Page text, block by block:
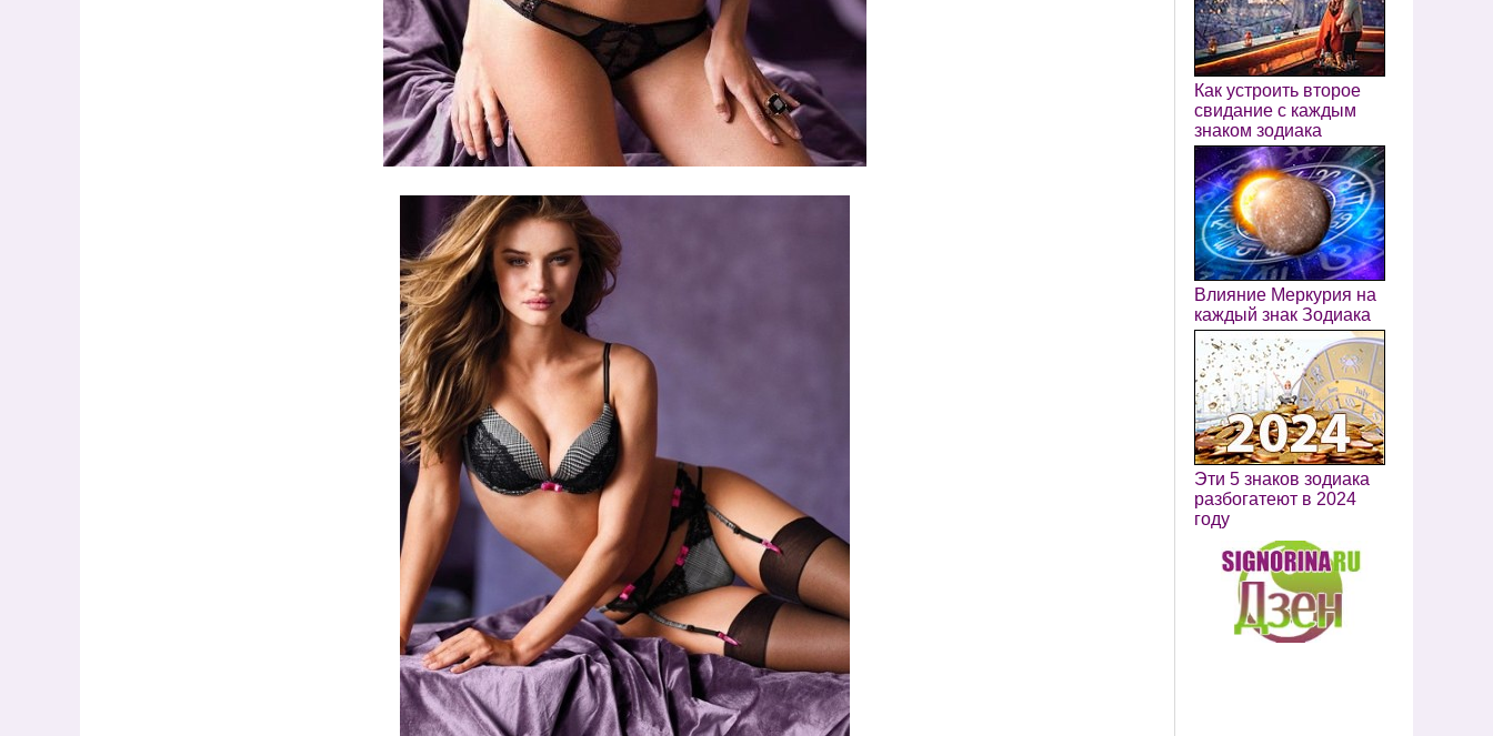
Как устроить второе
свидание с каждым
знаком зодиака
Влияние Меркурия на
каждый знак Зодиака
Эти 5 знаков зодиака
разбогатеют в 2024
году